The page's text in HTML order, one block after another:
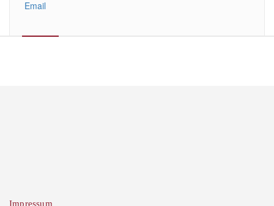
Impressum